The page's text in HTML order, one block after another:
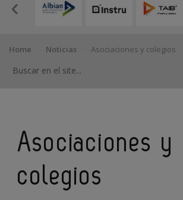
Home Noticias Asociaciones y colegios
Asociaciones y
colegios